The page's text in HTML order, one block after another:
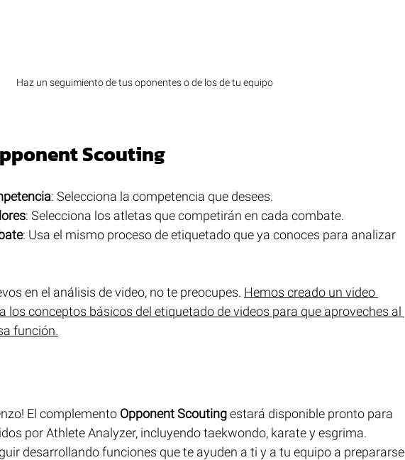
Haz un seguimiento de tus oponentes o de los de tu equipo
Scouting
: Selecciona la competencia que desees.
: Selecciona los atletas que competirán en cada combate.
: Usa el mismo proceso de etiquetado que ya conoces para analizar
en el análisis de video, no te preocupes. Hemos creado un video
los conceptos básicos del etiquetado de videos para que aproveches al
función.
El complemento Opponent Scouting estará disponible pronto para
por Athlete Analyzer, incluyendo taekwondo, karate y esgrima.
desarrollando funciones que te ayuden a ti y a tu equipo a prepararse